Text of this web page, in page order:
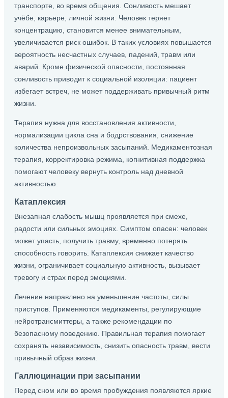
транспорте, во время общения. Сонливость мешает
учёбе, карьере, личной жизни. Человек теряет
концентрацию, становится менее внимательным,
увеличивается риск ошибок. В таких условиях повышается
вероятность несчастных случаев, падений, травм или
аварий. Кроме физической опасности, постоянная
сонливость приводит к социальной изоляции: пациент
избегает встреч, не может поддерживать привычный ритм
жизни.
Терапия нужна для восстановления активности,
нормализации цикла сна и бодрствования, снижение
количества непроизвольных засыпаний. Медикаментозная
терапия, корректировка режима, когнитивная поддержка
помогают человеку вернуть контроль над дневной
активностью.
Катаплексия
Внезапная слабость мышц проявляется при смехе,
радости или сильных эмоциях. Симптом опасен: человек
может упасть, получить травму, временно потерять
способность говорить. Катаплексия снижает качество
жизни, ограничивает социальную активность, вызывает
тревогу и страх перед эмоциями.
Лечение направлено на уменьшение частоты, силы
приступов. Применяются медикаменты, регулирующие
нейротрансмиттеры, а также рекомендации по
безопасному поведению. Правильная терапия помогает
сохранять независимость, снизить опасность травм, вести
привычный образ жизни.
Галлюцинации при засыпании
Перед сном или во время пробуждения появляются яркие